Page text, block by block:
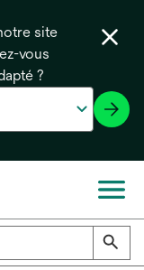
site
vous
?